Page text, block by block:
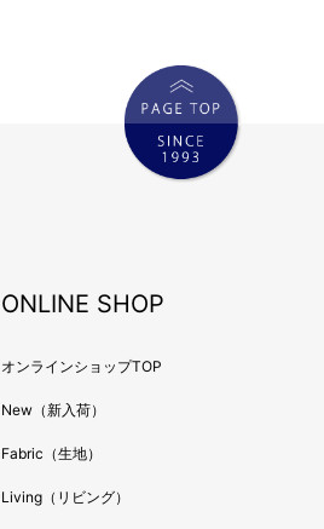
ONLINE SHOP
オンラインショップTOP
New（新入荷）
Fabric（生地）
Living（リビング）